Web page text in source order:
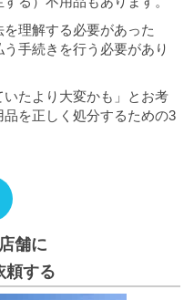
理解する必要があった
手続きを行う必要があり
いたより大変かも」とお考
を正しく処分するための3
舗に
頼する